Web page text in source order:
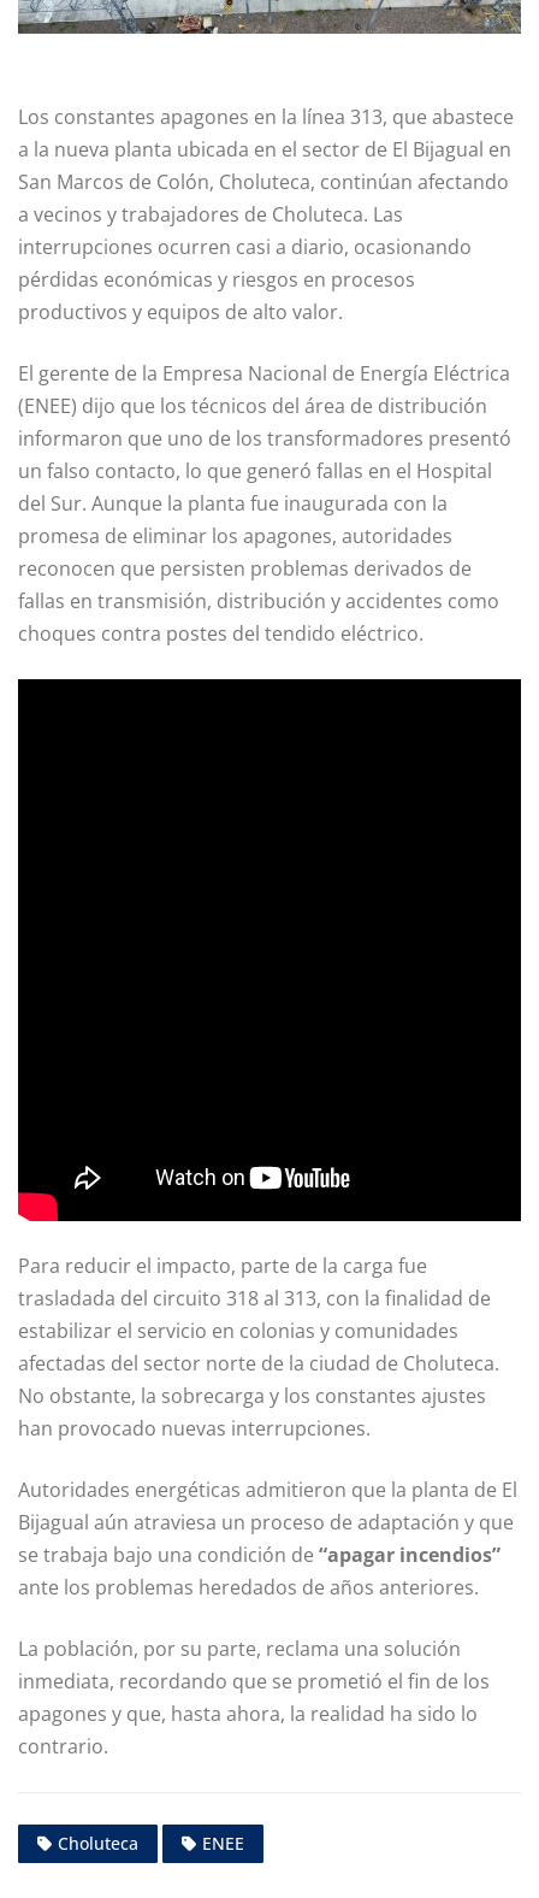
Los constantes apagones en la línea 313, que abastece
a la nueva planta ubicada en el sector de El Bijagual en
San Marcos de Colón, Choluteca, continúan afectando
a vecinos y trabajadores de Choluteca. Las
interrupciones ocurren casi a diario, ocasionando
pérdidas económicas y riesgos en procesos
productivos y equipos de alto valor.
El gerente de la Empresa Nacional de Energía Eléctrica
(ENEE) dijo que los técnicos del área de distribución
informaron que uno de los transformadores presentó
un falso contacto, lo que generó fallas en el Hospital
del Sur. Aunque la planta fue inaugurada con la
promesa de eliminar los apagones, autoridades
reconocen que persisten problemas derivados de
fallas en transmisión, distribución y accidentes como
choques contra postes del tendido eléctrico.
Para reducir el impacto, parte de la carga fue
trasladada del circuito 318 al 313, con la finalidad de
estabilizar el servicio en colonias y comunidades
afectadas del sector norte de la ciudad de Choluteca.
No obstante, la sobrecarga y los constantes ajustes
han provocado nuevas interrupciones.
Autoridades energéticas admitieron que la planta de El
Bijagual aún atraviesa un proceso de adaptación y que
se trabaja bajo una condición de “apagar incendios”
ante los problemas heredados de años anteriores.
La población, por su parte, reclama una solución
inmediata, recordando que se prometió el fin de los
apagones y que, hasta ahora, la realidad ha sido lo
contrario.
Choluteca ENEE